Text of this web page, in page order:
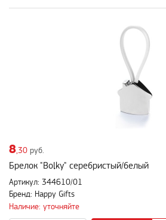
8 ,30 руб.
Брелок "Bolky" серебристый/белый
Артикул: 344610/01
Бренд: Happy Gifts
Наличие: уточняйте